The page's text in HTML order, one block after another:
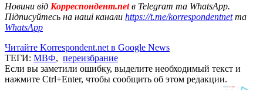
Новини від Корреспондент.netв Telegram та WhatsApp.
Підписуйтесь на наші канали https://t.me/korrespondentnetта
WhatsApp
Читайте Korrespondent.net в Google News
ТЕГИ: МВФ, переизбрание
Если вы заметили ошибку, выделите необходимый текст и
нажмите Ctrl+Enter, чтобы сообщить об этом редакции.